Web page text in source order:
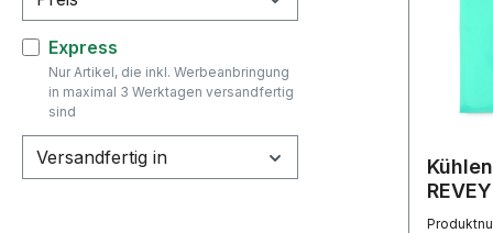
Filter hinzufügen: Express
Express
Nur Artikel, die inkl. Werbeanbringung
in maximal 3 Werktagen versandfertig
sind
Versandfertig in
Köpfe
9.
14,4 V